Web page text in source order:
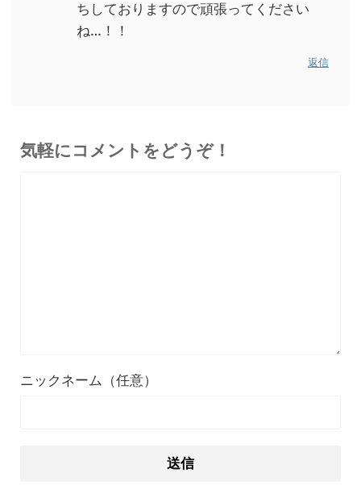
ちしておりますので頑張ってください
ね…！！
返信
気軽にコメントをどうぞ！
ニックネーム（任意）